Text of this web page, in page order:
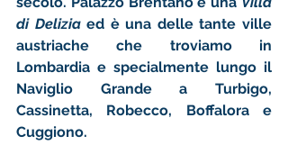
di Delizia ed è una delle tante ville
austriache che troviamo in
Lombardia e specialmente lungo il
Naviglio Grande a Turbigo,
Cassinetta, Robecco, Boffalora e
Cuggiono.